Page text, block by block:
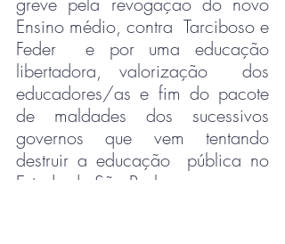
Ensino médio, contra  Tarciboso e
Feder  e por uma educação
libertadora, valorização  dos
educadores/as e fim do pacote
de maldades dos sucessivos
governos que vem tentando
destruir a educação  pública no
Estado de São Paulo.